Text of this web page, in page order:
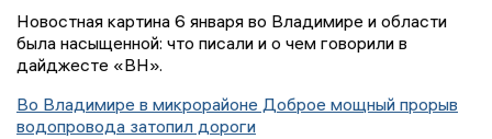
Новостная картина 6 января во Владимире и области
была насыщенной: что писали и о чем говорили в
дайджесте «ВН».
Во Владимире в микрорайоне Доброе мощный прорыв
водопровода затопил дороги